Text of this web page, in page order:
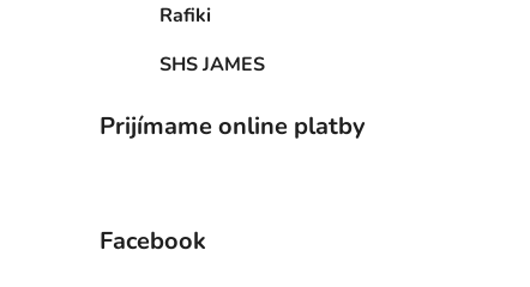
Rafiki
SHS JAMES
Prijímame online platby
Facebook